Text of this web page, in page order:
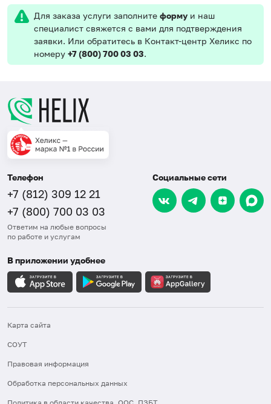
Для заказа услуги заполните форму и наш
специалист свяжется с вами для подтверждения
заявки. Или обратитесь в Контакт-центр Хеликс по
номеру +7 (800) 700 03 03.
Телефон
+7 (812) 309 12 21
+7 (800) 700 03 03
Ответим на любые вопросы
по работе и услугам
Социальные сети
В приложении удобнее
Карта сайта
СОУТ
Правовая информация
Обработка персональных данных